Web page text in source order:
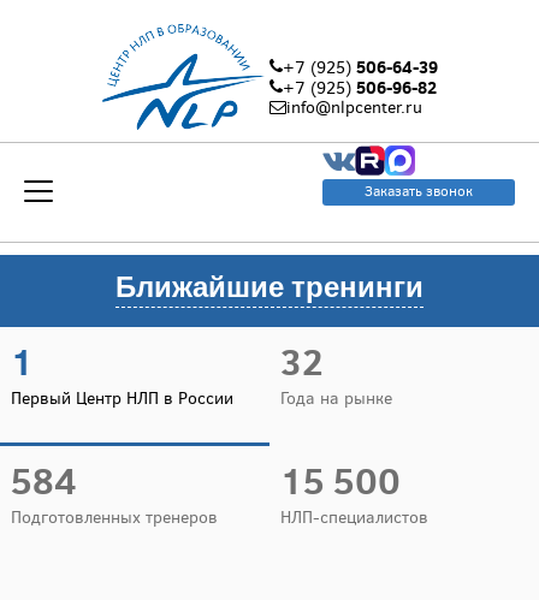
+7 (925) 506-64-39
+7 (925) 506-96-82
info@nlpcenter.ru
Заказать звонок
Ближайшие тренинги
1
Первый Центр НЛП в России
32
Года на рынке
584
Подготовленных тренеров
15 500
НЛП-специалистов